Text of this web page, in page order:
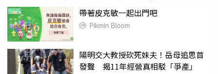
帶著皮克敏一起出門吧
Pikmin Bloom
陽明交大教授砍死妹夫！岳母追思首
發聲 揭11年經營真相駁「爭產」